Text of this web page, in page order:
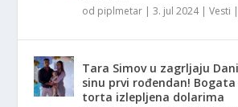
od piplmetar |3. jul 2024|Vesti |
Tara Simov u zagrljaju
sinu prvi rođendan!
torta izlepljena dolarima